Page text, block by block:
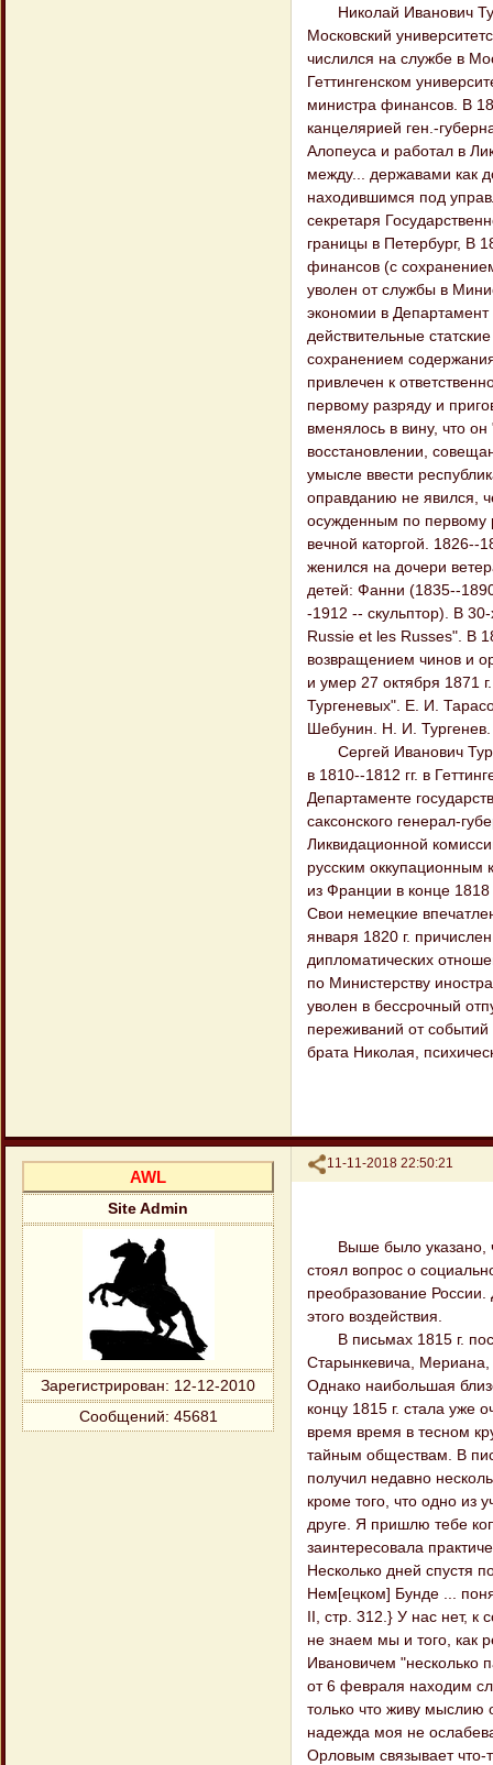
Николай Иванович
Московский
числился на службе в
Геттингенском
министра финансов. В
канцелярией ген.-
Алопеуса и работал в
между... державами как
находившимся под
секретаря
границы в Петербург, В
финансов (с
уволен от службы в
экономии в Департамент
действительные
сохранением
привлечен к
первому разряду и
вменялось в вину, что
восстановлении,
умысле ввести
оправданию не явился,
осужденным по первому
вечной каторгой. 1826--
женился на дочери
детей: Фанни (1835--
-1912 -- скульптор). В
Russie et les Russes". В
возвращением чинов и
и умер 27 октября 1871
Тургеневых". Е. И.
Шебунин. Н. И.
Сергей Иванович
в 1810--1812 гг. в
Департаменте
саксонского генерал-
Ликвидационной
русским оккупационным
из Франции в конце
Свои немецкие
января 1820 г.
дипломатических
по Министерству
уволен в бессрочный
переживаний от
брата Николая,
Поделиться
11-11-2018 22:50:21
AWL
Site Admin
Зарегистрирован: 12-12-2010
Сообщений: 45681
Выше было указано,
стоял вопрос о
преобразование
этого воздействия.
В письмах 1815 г.
Старынкевича, Мериана,
Однако наибольшая
концу 1815 г. стала уже
время время в тесном
тайным обществам. В
получил недавно
кроме того, что одно из
друге. Я пришлю тебе
заинтересовала
Несколько дней спустя
Нем[ецком] Бунде ...
II, стр. 312.} У нас нет,
не знаем мы и того, как
Ивановичем "несколько
от 6 февраля находим
только что живу мыслию
надежда моя не
Орловым связывает